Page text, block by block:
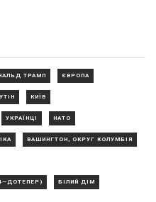
ТРАМП ЄВРОПА
КИЇВ
УКРАЇНЦІ НАТО
ВАШИНГТОН, ОКРУГ КОЛУМБІЯ
БІЛИЙ ДІМ